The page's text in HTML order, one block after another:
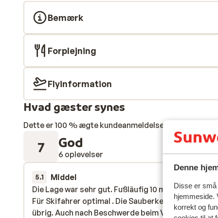
Denne
Disse er
hjemmeside.
korrekt og
Bemærk
Forplejning
Flyinformation
Hvad gæster synes
Dette er 100 % ægte kundeanmeldelser, der ærligt
7 God
6 oplevelser
5.1 Middel
Die Lage war sehr gut. Fußläufig 10 min. bis zum
Für Skifahrer optimal . Die Sauberkeit ließ zu
übrig. Auch nach Beschwerde beim Vermieter und
Die Lage war sehr gut. Fußläufig 10 min. bis zum
Für Skifahrer optimal . Die Sauberkeit ließ zu
übrig. Auch nach Beschwerde beim Vermieter und